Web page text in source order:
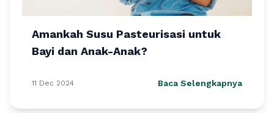
Amankah Susu Pasteurisasi untuk
Bayi dan Anak-Anak?
11 Dec 2024 Baca Selengkapnya